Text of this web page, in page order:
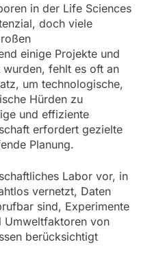
in der Life Sciences
doch viele
einige Projekte und
fehlt es oft an
um technologische,
Hürden zu
und effiziente
erfordert gezielte
Planung.
Labor vor, in
vernetzt, Daten
sind, Experimente
Umweltfaktoren von
berücksichtigt